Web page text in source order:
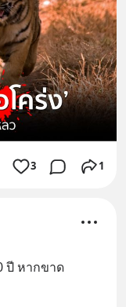
3 1
ปี หากขาด